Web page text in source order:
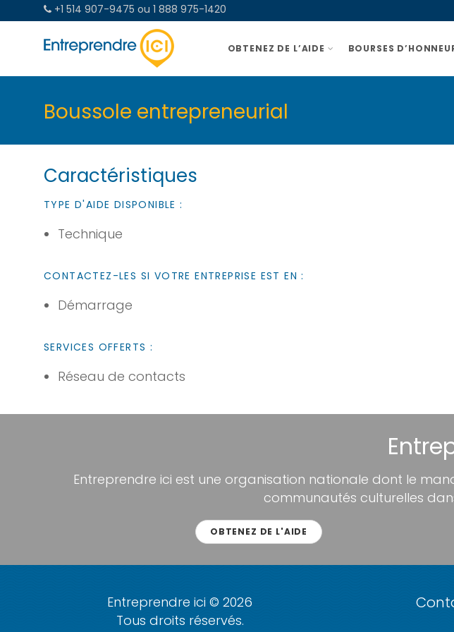
+1 514 907-9475 ou 1 888 975-1420
OBTENEZ DE L’AIDE BOURSES
Boussole entrepreneurial
Caractéristiques
TYPE D'AIDE DISPONIBLE :
Technique
CONTACTEZ-LES SI VOTRE ENTREPRISE EST EN :
Démarrage
SERVICES OFFERTS :
Réseau de contacts
Entreprendre ici est une organisation nationale dont le
communautés culturelles
OBTENEZ DE L'AIDE
Entreprendre ici © 2026
Tous droits réservés.